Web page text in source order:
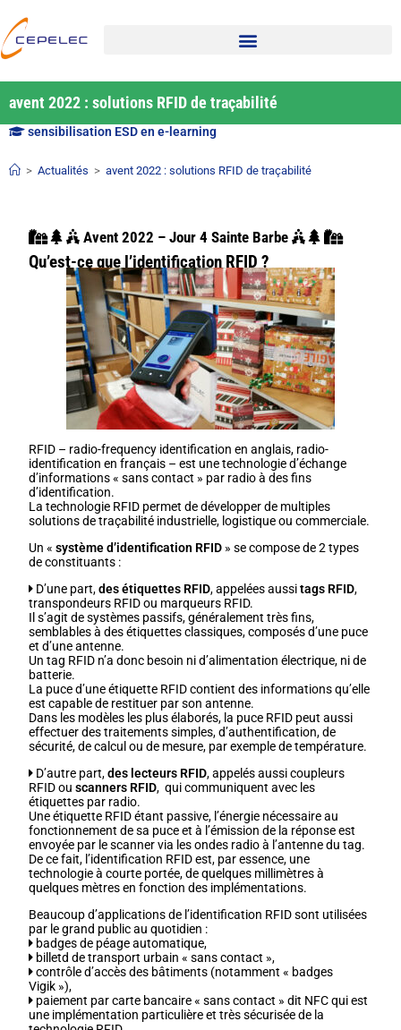
avent 2022 : solutions RFID de traçabilité
sensibilisation ESD en e-learning
> Actualités > avent 2022 : solutions RFID de traçabilité
Avent 2022 – Jour 4 Sainte Barbe
Qu’est-ce que l’identification RFID ?
RFID – radio-frequency identification en anglais, radio-
identification en français – est une technologie d’échange
d’informations « sans contact » par radio à des fins
d’identification.
La technologie RFID permet de développer de multiples
solutions de traçabilité industrielle, logistique ou commerciale.
Un «système d’identification RFID » se compose de 2 types
de constituants :
D’une part,des étiquettes RFID, appelées aussitags RFID,
transpondeurs RFID ou marqueurs RFID.
Il s’agit de systèmes passifs, généralement très fins,
semblables à des étiquettes classiques, composés d’une puce
et d’une antenne.
Un tag RFID n’a donc besoin ni d’alimentation électrique, ni de
batterie.
La puce d’une étiquette RFID contient des informations qu’elle
est capable de restituer par son antenne.
Dans les modèles les plus élaborés, la puce RFID peut aussi
effectuer des traitements simples, d’authentification, de
sécurité, de calcul ou de mesure, par exemple de température.
D’autre part,des lecteurs RFID, appelés aussi coupleurs
RFID ouscanners RFID, qui communiquent avec les
étiquettes par radio.
Une étiquette RFID étant passive, l’énergie nécessaire au
fonctionnement de sa puce et à l’émission de la réponse est
envoyée par le scanner via les ondes radio à l’antenne du tag.
De ce fait, l’identification RFID est, par essence, une
technologie à courte portée, de quelques millimètres à
quelques mètres en fonction des implémentations.
Beaucoup d’applications de l’identification RFID sont utilisées
par le grand public au quotidien :
badges de péage automatique,
billetd de transport urbain « sans contact »,
contrôle d’accès des bâtiments (notamment « badges
Vigik »),
paiement par carte bancaire « sans contact » dit NFC qui est
une implémentation particulière et très sécurisée de la